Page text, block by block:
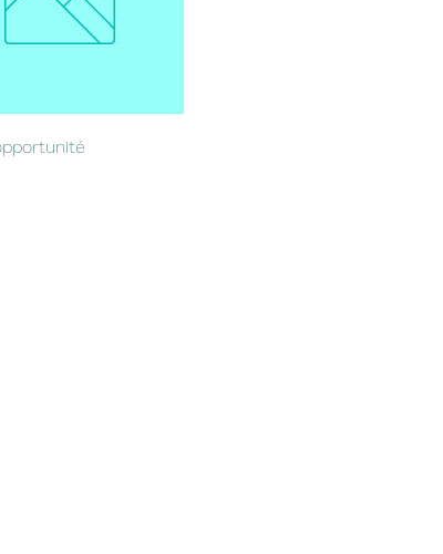
Aperçu rapide